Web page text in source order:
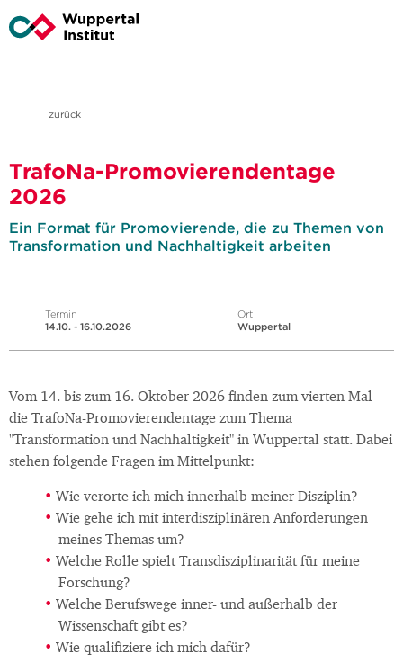
zurück
TrafoNa-Promovierendentage
2026
Ein Format für Promovierende, die zu Themen von
Transformation und Nachhaltigkeit arbeiten
Termin
14.10. - 16.10.2026
Ort
Wuppertal
Vom 14. bis zum 16. Oktober 2026 finden zum vierten Mal
die TrafoNa-Promovierendentage zum Thema
"Transformation und Nachhaltigkeit" in Wuppertal statt. Dabei
stehen folgende Fragen im Mittelpunkt:
Wie verorte ich mich innerhalb meiner Disziplin?
Wie gehe ich mit interdisziplinären Anforderungen
meines Themas um?
Welche Rolle spielt Transdisziplinarität für meine
Forschung?
Welche Berufswege inner- und außerhalb der
Wissenschaft gibt es?
Wie qualifiziere ich mich dafür?